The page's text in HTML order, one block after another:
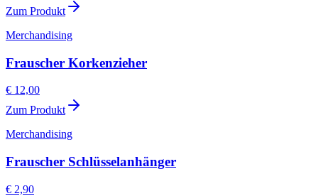
Zum Produkt
Merchandising
Frauscher Korkenzieher
€ 12,00
Zum Produkt
Merchandising
Frauscher Schlüsselanhänger
€ 2,90